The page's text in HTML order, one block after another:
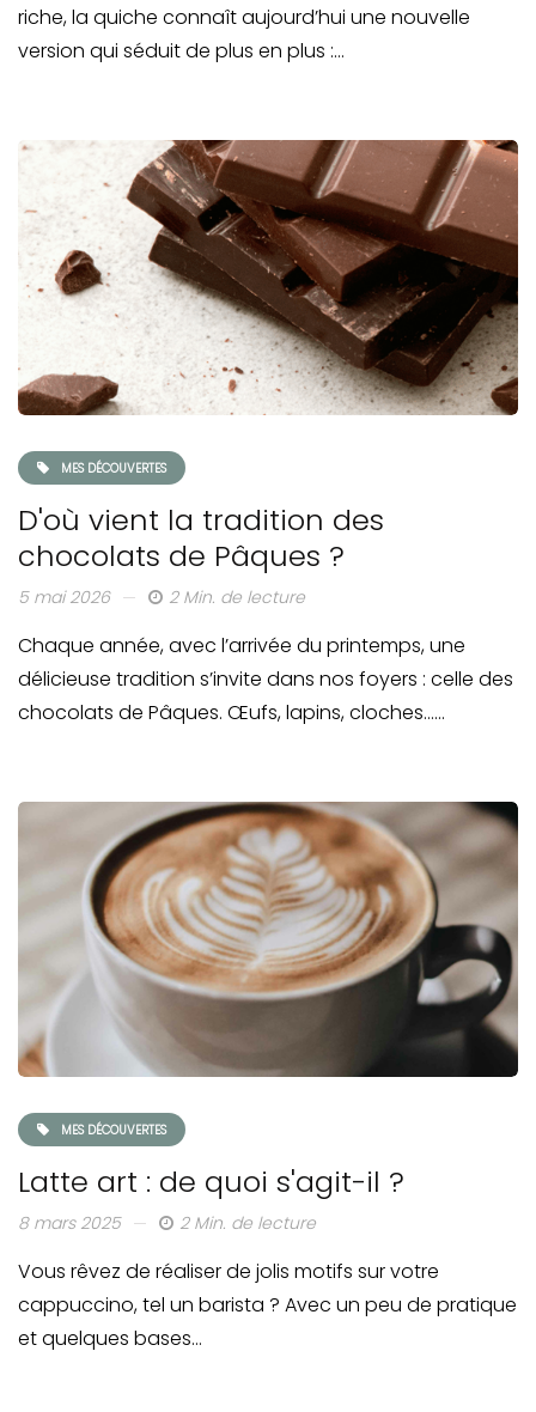
riche, la quiche connaît aujourd’hui une nouvelle
version qui séduit de plus en plus :…
MES DÉCOUVERTES
D'où vient la tradition des
chocolats de Pâques ?
5 mai 2026 2 Min. de lecture
Chaque année, avec l’arrivée du printemps, une
délicieuse tradition s’invite dans nos foyers : celle des
chocolats de Pâques. Œufs, lapins, cloches……
MES DÉCOUVERTES
Latte art : de quoi s'agit-il ?
8 mars 2025 2 Min. de lecture
Vous rêvez de réaliser de jolis motifs sur votre
cappuccino, tel un barista ? Avec un peu de pratique
et quelques bases…